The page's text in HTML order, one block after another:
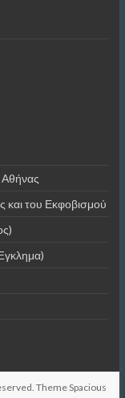
Αθήνας
και του Εκφοβισμού
ThemeSpacious